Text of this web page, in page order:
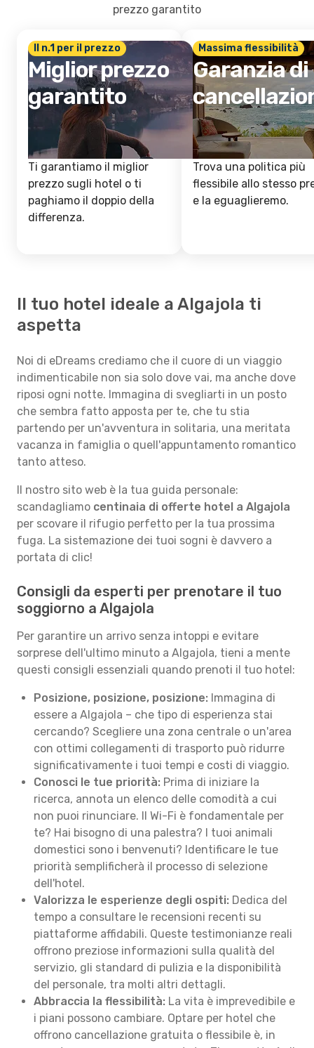
prezzo garantito
Il n.1 per il prezzo
Miglior prezzo
garantito
Ti garantiamo il miglior
prezzo sugli hotel o ti
paghiamo il doppio della
differenza.
Massima flessibilità
Garanzia di
Trova una politica più
flessibile allo stesso
e la eguaglieremo.
Il tuo hotel ideale a Algajola ti
aspetta
Noi di eDreams crediamo che il cuore di un viaggio
indimenticabile non sia solo dove vai, ma anche dove
riposi ogni notte. Immagina di svegliarti in un posto
che sembra fatto apposta per te, che tu stia
partendo per un'avventura in solitaria, una meritata
vacanza in famiglia o quell'appuntamento romantico
tanto atteso.
Il nostro sito web è la tua guida personale:
scandagliamo centinaia di offerte hotel a Algajola
per scovare il rifugio perfetto per la tua prossima
fuga. La sistemazione dei tuoi sogni è davvero a
portata di clic!
Consigli da esperti per prenotare il tuo
soggiorno a Algajola
Per garantire un arrivo senza intoppi e evitare
sorprese dell'ultimo minuto a Algajola, tieni a mente
questi consigli essenziali quando prenoti il tuo hotel:
Posizione, posizione, posizione: Immagina di
essere a Algajola – che tipo di esperienza stai
cercando? Scegliere una zona centrale o un'area
con ottimi collegamenti di trasporto può ridurre
significativamente i tuoi tempi e costi di viaggio.
Conosci le tue priorità: Prima di iniziare la
ricerca, annota un elenco delle comodità a cui
non puoi rinunciare. Il Wi-Fi è fondamentale per
te? Hai bisogno di una palestra? I tuoi animali
domestici sono i benvenuti? Identificare le tue
priorità semplificherà il processo di selezione
dell'hotel.
Valorizza le esperienze degli ospiti: Dedica del
tempo a consultare le recensioni recenti su
piattaforme affidabili. Queste testimonianze reali
offrono preziose informazioni sulla qualità del
servizio, gli standard di pulizia e la disponibilità
del personale, tra molti altri dettagli.
Abbraccia la flessibilità: La vita è imprevedibile e
i piani possono cambiare. Optare per hotel che
offrono cancellazione gratuita o flessibile è, in